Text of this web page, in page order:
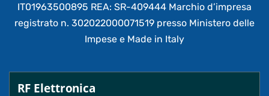
IT01963500895 REA: SR-409444 Marchio d’impresa
registrato n. 302022000071519 presso Ministero delle
Impese e Made in Italy
RF Elettronica